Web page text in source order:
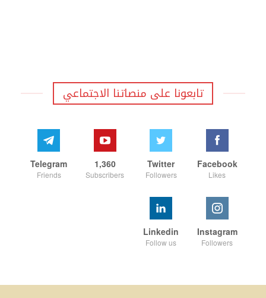
تابعونا على منصاتنا الاجتماعي
Facebook
Likes
Twitter
Followers
1,360
Subscribers
Telegram
Friends
Instagram
Followers
Linkedin
Follow us